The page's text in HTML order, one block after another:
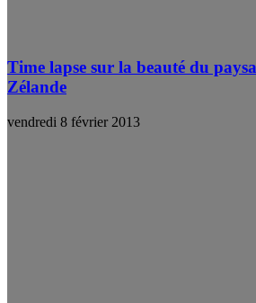
Time lapse sur la beauté du
Zélande
vendredi 8 février 2013